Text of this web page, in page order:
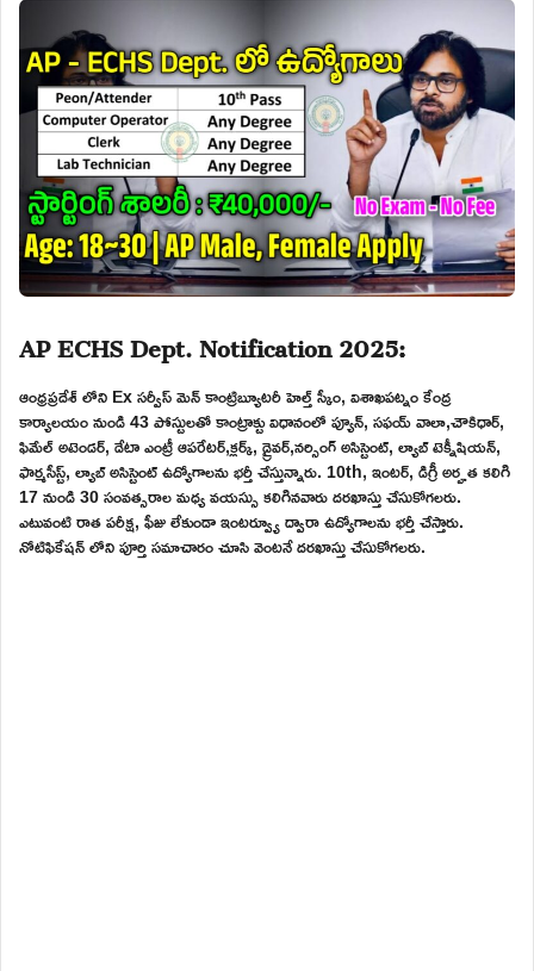
AP ECHS Dept. Notification 2025:
ఆంధ్రప్రదేశ్ లోని Ex సర్వీస్ మెన్ కాంట్రిబ్యూటరీ హెల్త్ స్కీం, విశాఖపట్నం కేంద్ర
కార్యాలయం నుండి 43 పోస్టులతో కాంట్రాక్టు విధానంలో ప్యూన్, సఫయ్ వాలా,చౌకిధార్,
ఫిమేల్ అటెండర్, డేటా ఎంట్రీ ఆపరేటర్,క్లర్క్, డ్రైవర్,నర్సింగ్ అసిస్టెంట్, ల్యాబ్ టెక్నీషియన్,
ఫార్మసీస్ట్, ల్యాబ్ అసిస్టెంట్ ఉద్యోగాలను భర్తీ చేస్తున్నారు. 10th, ఇంటర్, డిగ్రీ అర్హత కలిగి
17 నుండి 30 సంవత్సరాల మధ్య వయస్సు కలిగినవారు దరఖాస్తు చేసుకోగలరు.
ఎటువంటి రాత పరీక్ష, ఫీజు లేకుండా ఇంటర్వ్యూ ద్వారా ఉద్యోగాలను భర్తీ చేస్తారు.
నోటిఫికేషన్ లోని పూర్తి సమాచారం చూసి వెంటనే దరఖాస్తు చేసుకోగలరు.